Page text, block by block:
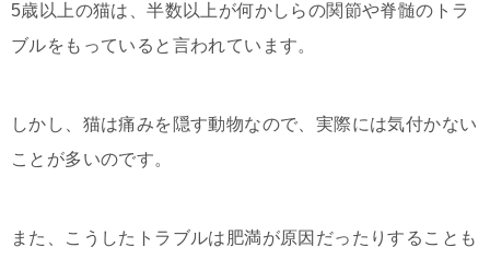
5歳以上の猫は、半数以上が何かしらの関節や脊髄のトラ
ブルをもっていると言われています。
しかし、猫は痛みを隠す動物なので、実際には気付かない
ことが多いのです。
また、こうしたトラブルは肥満が原因だったりすることも